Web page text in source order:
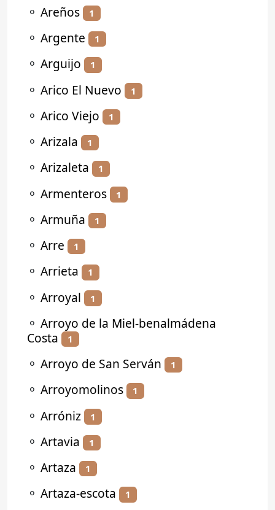
⚬ Areños 1
⚬ Argente 1
⚬ Arguijo 1
⚬ Arico El Nuevo 1
⚬ Arico Viejo 1
⚬ Arizala 1
⚬ Arizaleta 1
⚬ Armenteros 1
⚬ Armuña 1
⚬ Arre 1
⚬ Arrieta 1
⚬ Arroyal 1
⚬ Arroyo de la Miel-benalmádena
Costa
1
⚬ Arroyo de San Serván 1
⚬ Arroyomolinos 1
⚬ Arróniz 1
⚬ Artavia 1
⚬ Artaza 1
⚬ Artaza-escota 1